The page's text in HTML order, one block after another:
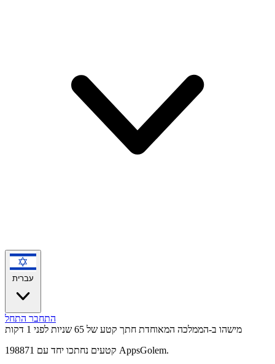
עברית
התחבר התחל
מישהו ב-הממלכה המאוחדת חתך קטע של 65 שניות
לפני 1 דקות
198871 קטעים נחתכו יחד עם AppsGolem.